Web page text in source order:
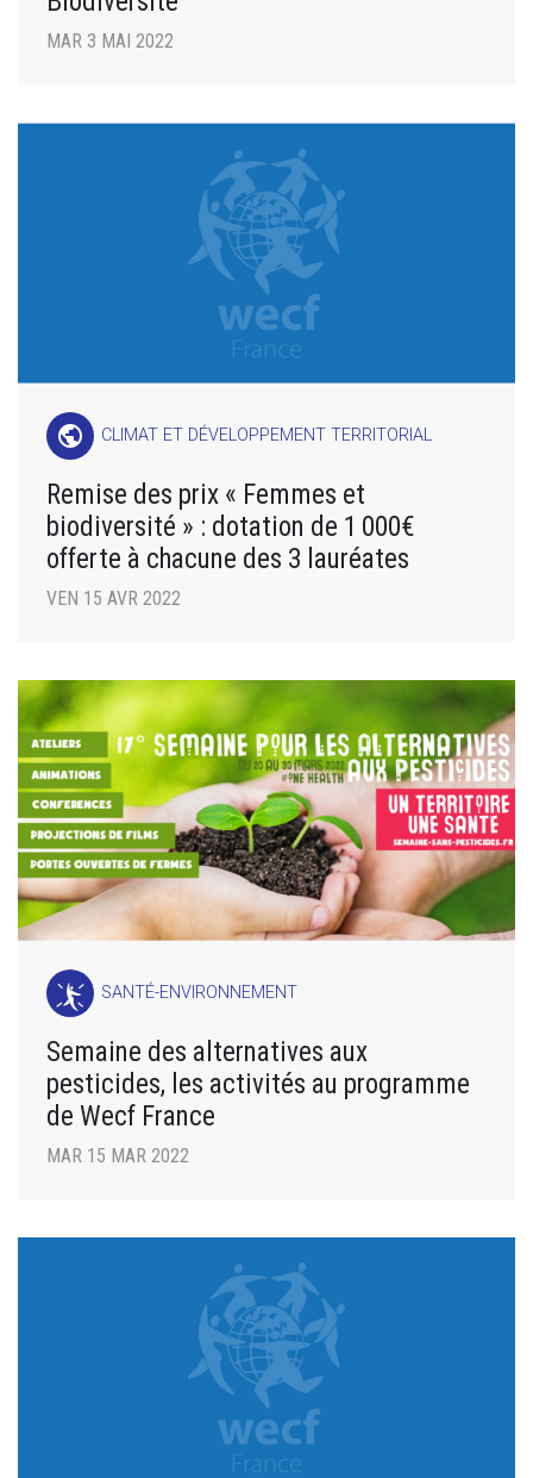
MAR 3 MAI 2022
public CLIMAT ET DÉVELOPPEMENT TERRITORIAL
Remise des prix « Femmes et
biodiversité » : dotation de 1 000€
offerte à chacune des 3 lauréates
VEN 15 AVR 2022
SANTÉ-ENVIRONNEMENT
Semaine des alternatives aux
pesticides, les activités au programme
de Wecf France
MAR 15 MAR 2022